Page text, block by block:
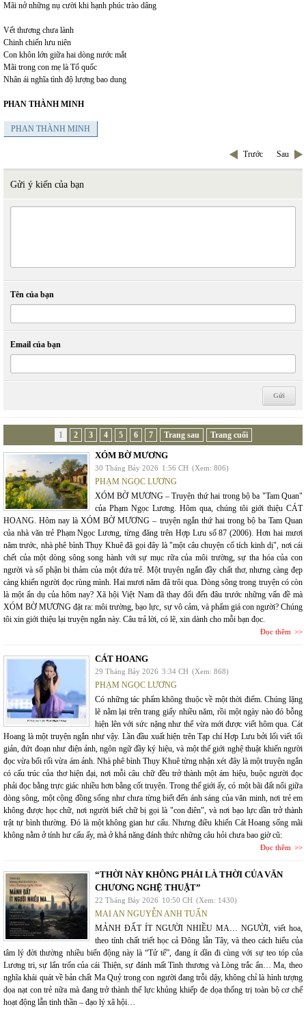
Mãi nở những nụ cười khi hạnh phúc trào dâng
Vết thương chưa lành
Chinh chiến lưu niên
Con khôn lớn giữa hai dòng nước mắt
Mãi trong con mẹ là Tổ quốc
Nhân ái nghĩa tình độ lượng bao dung
PHAN THÀNH MINH
PHAN THÀNH MINH
Trước Sau
Gửi ý kiến của bạn
Tên của bạn
Email của bạn
1 2 3 4 5 6 7 Trang sau Trang cuối
XÓM BỜ MƯƠNG
30 Tháng Bảy 2026 1:56 CH (Xem: 806)
PHẠM NGỌC LƯƠNG
XÓM BỜ MƯƠNG – Truyện thứ hai trong bộ ba "Tam Quan"
của Phạm Ngọc Lương. Hôm qua, chúng tôi giới thiệu CÁT
HOANG. Hôm nay là XÓM BỜ MƯƠNG – truyện ngắn thứ hai trong bộ ba Tam Quan
của nhà văn trẻ Phạm Ngọc Lương, từng đăng trên Hợp Lưu số 87 (2006). Hơn hai mươi
năm trước, nhà phê bình Thụy Khuê đã gọi đây là "một câu chuyện cổ tích kinh dị", nơi cái
chết của một dòng sông song hành với sự mục rữa của môi trường, sự tha hóa của con
người và số phận bi thảm của một đứa trẻ. Một truyện ngắn đầy chất thơ, nhưng càng đẹp
càng khiến người đọc rùng mình. Hai mươi năm đã trôi qua. Dòng sông trong truyện có còn
là một ẩn dụ của hôm nay? Xã hội Việt Nam đã thay đổi đến đâu trước những vấn đề mà
XÓM BỜ MƯƠNG đặt ra: môi trường, bạo lực, sự vô cảm, và phẩm giá con người? Chúng
tôi xin giới thiệu lại truyện ngắn này. Câu trả lời, có lẽ, xin dành cho mỗi bạn đọc.
Đọc thêm
CÁT HOANG
29 Tháng Bảy 2026 3:34 CH (Xem: 868)
PHẠM NGỌC LƯƠNG
Có những tác phẩm không thuộc về một thời điểm. Chúng lặng
lẽ nằm lại trên trang giấy nhiều năm, rồi một ngày nào đó bỗng
hiện lên với sức nặng như thể vừa mới được viết hôm qua. Cát
Hoang là một truyện ngắn như vậy. Lần đầu xuất hiện trên Tạp chí Hợp Lưu bởi lối viết tối
giản, đứt đoạn như điện ảnh, ngôn ngữ đầy ký hiệu, và một thế giới nghệ thuật khiến người
đọc vừa bối rối vừa ám ảnh. Nhà phê bình Thụy Khuê từng nhận xét đây là một truyện ngắn
có cấu trúc của thơ hiện đại, nơi mỗi câu chữ đều trở thành một ám hiệu, buộc người đọc
phải đọc bằng trực giác nhiều hơn bằng cốt truyện. Trong thế giới ấy, có một bãi đất nổi giữa
dòng sông, một cộng đồng sống như chưa từng biết đến ánh sáng của văn minh, nơi trẻ em
không được học chữ, nơi người biết chữ bị gọi là "con điên", và nơi bạo lực dần trở thành
trật tự bình thường. Đó là một không gian hư cấu. Nhưng điều khiến Cát Hoang sống mãi
không nằm ở tính hư cấu ấy, mà ở khả năng đánh thức những câu hỏi chưa bao giờ cũ:
Đọc thêm
“THỜI NÀY KHÔNG PHẢI LÀ THỜI CỦA VĂN
CHƯƠNG NGHỆ THUẬT”
22 Tháng Bảy 2026 10:50 CH (Xem: 1430)
MAI AN NGUYỄN ANH TUẤN
MẢNH ĐẤT ÍT NGƯỜI NHIỀU MA… NGƯỜI, viết hoa,
theo tính chất triết học cả Đông lẫn Tây, và theo cách hiểu của
tâm lý đời thường nhiều biến động này là “Tử tế”, đang ít dần đi cùng với sự teo tóp của
Lương tri, sự lẩn trốn của cái Thiện, sự đánh mất Tình thương và Lòng trắc ẩn… Ma, theo
nghĩa khái quát về bản chất Ma Quỷ trong con người đang trỗi dậy, không chỉ là hình tượng
dọa nạt con trẻ nữa mà đang trở thành thế lực khủng khiếp đe dọa thống trị toàn bộ cơ chế
hoạt động lẫn tinh thần – đạo lý xã hội…